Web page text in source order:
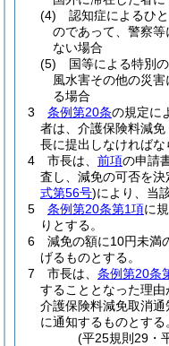
(4)
認知症によるひ
のであって、警察
ない場合
(5)
国等による特別
風水害その他の災
る場合
3
条例第20条の規定に
者は、介護保険料減
長に提出しなければな
4
市長は、 前項の申請
査し、減免の可否を
式第56号)により、当
5
条例第20条第1項に
りとする。
6
減免の額に10円未満
げるものとする。
7
市長は、 条例第20条
することとなった理由
介護保険料減免取消通
に通知するものとする
(平25規則29・